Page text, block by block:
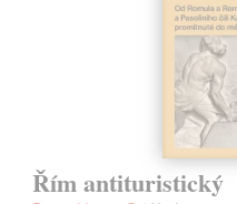
Řím antituristický